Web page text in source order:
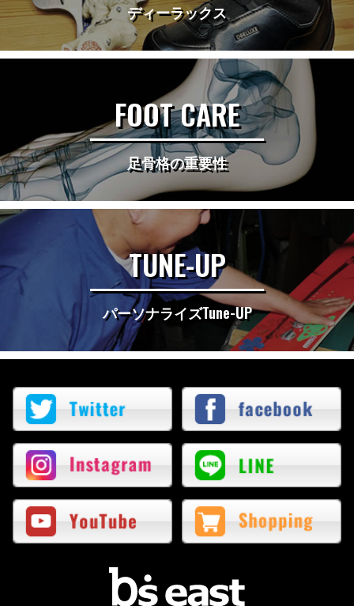
ディーラックス
FOOT CARE
足骨格の重要性
TUNE-UP
パーソナライズTune-UP